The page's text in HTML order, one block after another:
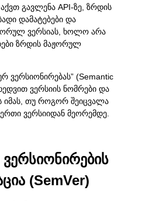
გავლენა API-ზე, ზრდის
დამატებები და
ვერსიას, ხოლო არა
ზრდის მაჟორულ
ვერსიონირებას” (Semantic
ვერსიის ნომრები და
იმას, თუ როგორ შეიცვალა
ვერსიიდან მეორემდე.
ვერსიონირების
(SemVer)